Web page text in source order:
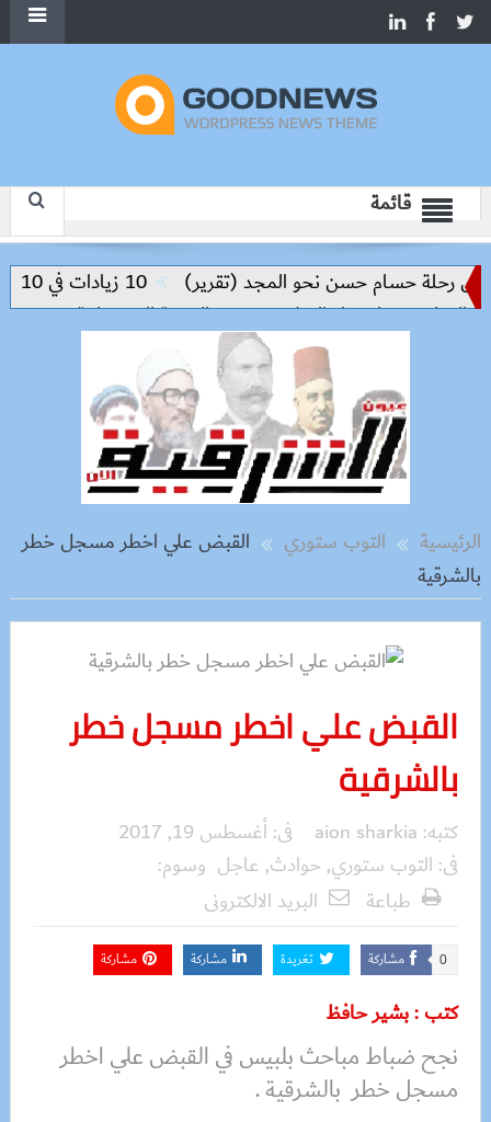
قائمة
رحلة حسام حسن نحو المجد (تقرير)
10 زيادات في 10 سنوات.. هل حان الوقت لرفع دعم البنزين نهائيا؟
مفتاح بناء السلام وتحقيق التنمية المستدامة
الرئيسية التوب ستوري
القبض علي اخطر مسجل خطر
بالشرقية
القبض علي اخطر مسجل خطر
بالشرقية
كتبه: aion sharkia فى:أغسطس 19, 2017
فى: التوب ستوري, حوادث, عاجل وسوم:
طباعة
البريد الالكترونى
مشاركة 0 تغريدة مشاركة مشاركة
كتب : بشير حافظ
نجح ضباط مباحث بلبيس في القبض علي اخطر
مسجل خطر بالشرقية .